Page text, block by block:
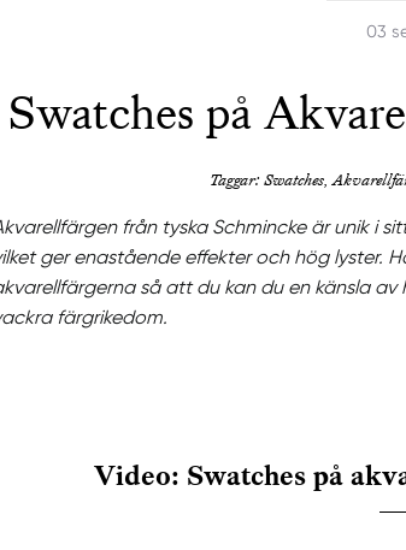
03
Swatches på
Taggar: Swatches,
från tyska Schmincke är unik i
ger enastående effekter och hög lyster.
så att du kan du en känsla
färgrikedom.
Video: Swatches på